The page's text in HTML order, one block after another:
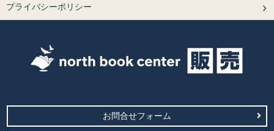
プライバシーポリシー
お問合せフォーム